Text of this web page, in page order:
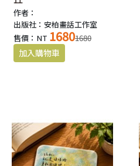
作者：
出版社：安柏畫話工作室
售價：NT 16801680